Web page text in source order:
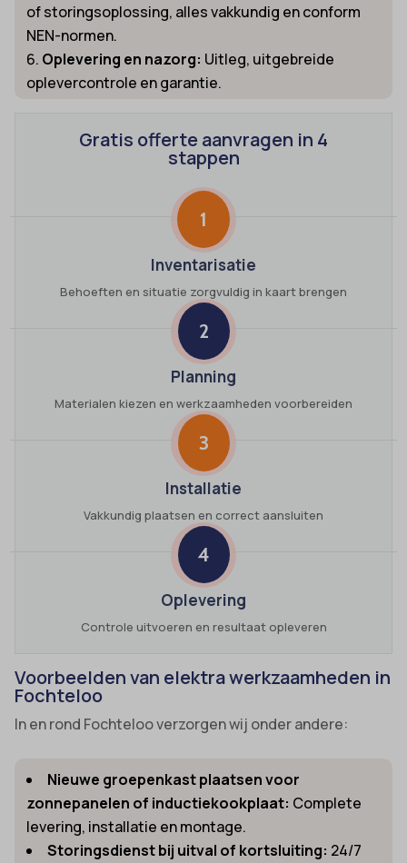
of storingsoplossing, alles vakkundig en conform
NEN-normen.
Oplevering en nazorg: Uitleg, uitgebreide
oplevercontrole en garantie.
Gratis offerte aanvragen in 4
stappen
1
Inventarisatie
Behoeften en situatie zorgvuldig in kaart brengen
2
Planning
Materialen kiezen en werkzaamheden voorbereiden
3
Installatie
Vakkundig plaatsen en correct aansluiten
4
Oplevering
Controle uitvoeren en resultaat opleveren
Voorbeelden van elektra werkzaamheden in
Fochteloo
In en rond Fochteloo verzorgen wij onder andere:
Nieuwe groepenkast plaatsen voor
zonnepanelen of inductiekookplaat: Complete
levering, installatie en montage.
Storingsdienst bij uitval of kortsluiting: 24/7